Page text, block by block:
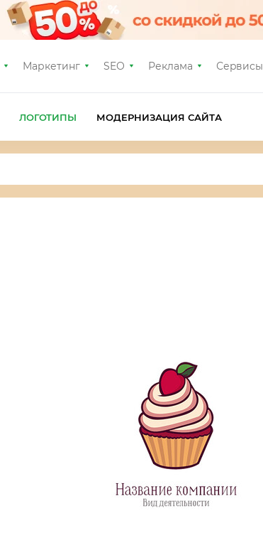
Маркетинг SEO Реклама Сервисы
ЛОГОТИПЫ МОДЕРНИЗАЦИЯ САЙТА